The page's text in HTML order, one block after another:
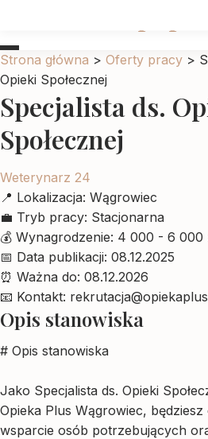
Strona główna > Oferty pracy >
Opieki Społecznej
Specjalista ds.
Społecznej
Weterynarz 24
📍 Lokalizacja: Wągrowiec
💼 Tryb pracy: Stacjonarna
💰 Wynagrodzenie: 4 000 - 6 000
📅 Data publikacji: 08.12.2025
⏰ Ważna do: 08.12.2026
📧 Kontakt:
Opis stanowiska
# Opis stanowiska
Jako Specjalista ds. Opieki
Opieka Plus Wągrowiec,
wsparcie osób potrzebujących